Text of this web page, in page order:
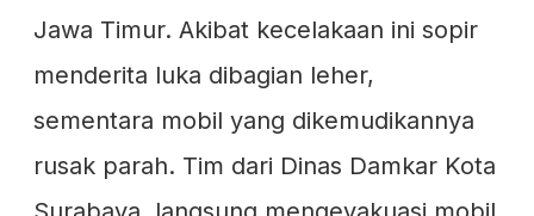
Jawa Timur. Akibat kecelakaan ini sopir
menderita luka dibagian leher,
sementara mobil yang dikemudikannya
rusak parah. Tim dari Dinas Damkar Kota